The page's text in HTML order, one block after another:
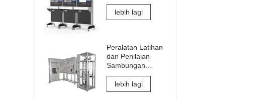
lebih lagi
Peralatan Latihan
dan Penilaian
Sambungan
Elektrik dan
Pentauliahan
Elevator
lebih lagi